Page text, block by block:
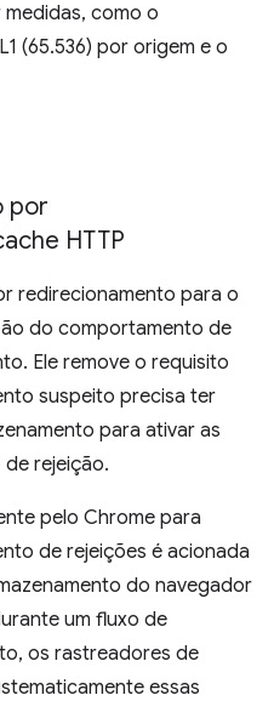
como o
(65.536) por origem e o
por
HTTP
redirecionamento para o
do comportamento de
Ele remove o requisito
suspeito precisa ter
para ativar as
rejeição.
pelo Chrome para
de rejeições é acionada
do navegador
um fluxo de
os rastreadores de
essas